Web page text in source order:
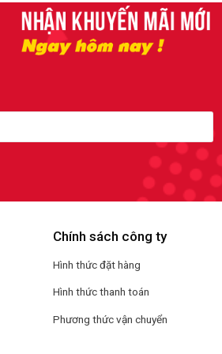
Chính sách công ty
Hình thức đặt hàng
Hình thức thanh toán
Phương thức vận chuyển